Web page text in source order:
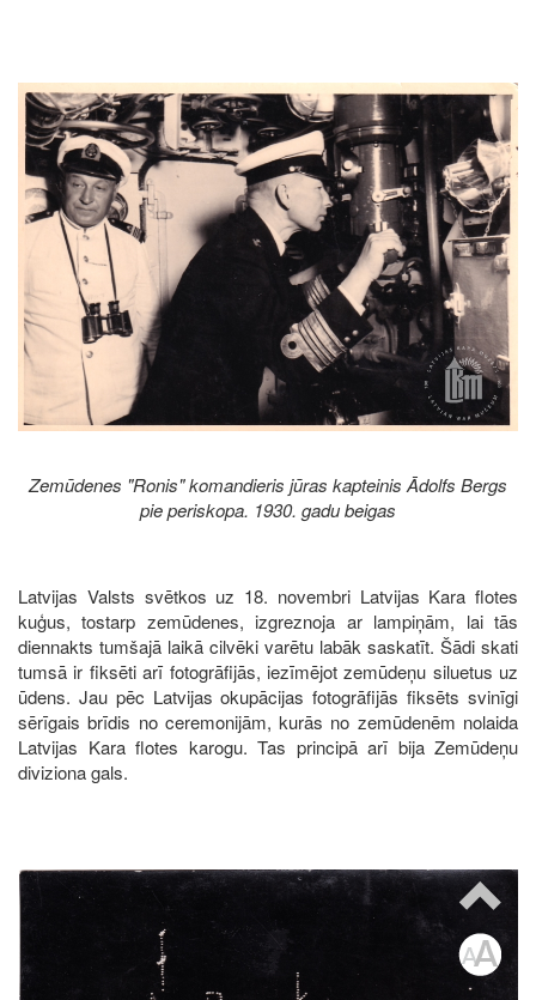
Image
Zemūdenes "Ronis" komandieris jūras kapteinis Ādolfs Bergs
pie periskopa. 1930. gadu beigas
Latvijas Valsts svētkos uz 18. novembri Latvijas Kara flotes
kuģus, tostarp zemūdenes, izgreznoja ar lampiņām, lai tās
diennakts tumšajā laikā cilvēki varētu labāk saskatīt. Šādi skati
tumsā ir fiksēti arī fotogrāfijās, iezīmējot zemūdeņu siluetus uz
ūdens. Jau pēc Latvijas okupācijas fotogrāfijās fiksēts svinīgi
sērīgais brīdis no ceremonijām, kurās no zemūdenēm nolaida
Latvijas Kara flotes karogu. Tas principā arī bija Zemūdeņu
diviziona gals.
Image